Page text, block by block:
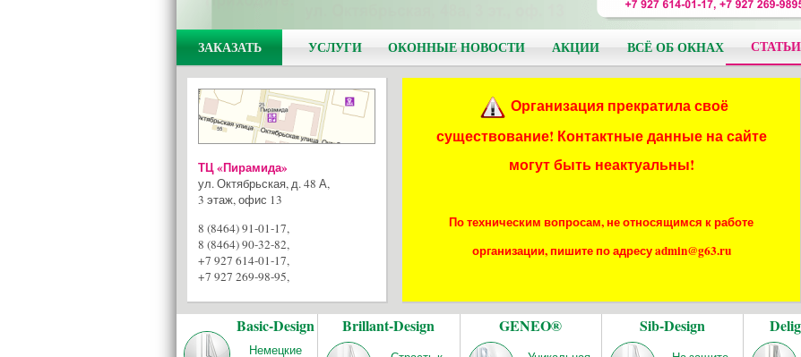
ЗАКАЗАТЬ УСЛУГИ ОКОННЫЕ НОВОСТИ АКЦИИ ВСЁ ОБ ОКНАХ СТАТЬИ
ТЦ «Пирамида»
ул. Октябрьская, д. 48 А,
3 этаж, офис 13
8 (8464) 91-01-17,
8 (8464) 90-32-82,
+7 927 614-01-17,
+7 927 269-98-95,
Организация прекратила своё
существование! Контактные данные на сайте
могут быть неактуальны!
По техническим вопросам, не относящимся к работе
организации, пишите по адресу admin@g63.ru
Basic-Design
Немецкие
Brillant-Design GENEO® Sib-Design